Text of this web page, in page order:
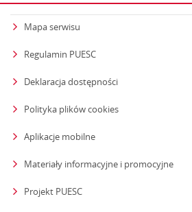
Mapa serwisu
Regulamin PUESC
Deklaracja dostępności
Polityka plików cookies
Aplikacje mobilne
Materiały informacyjne i promocyjne
Projekt PUESC